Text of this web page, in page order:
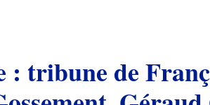
: tribune de